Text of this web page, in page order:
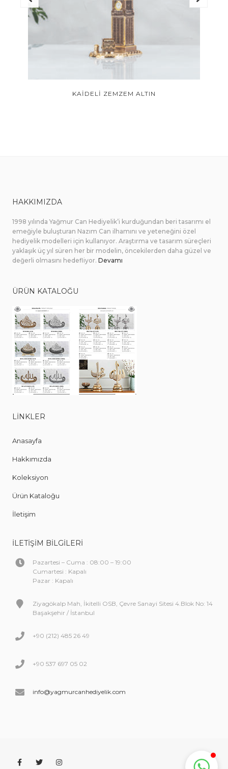
KAİDELİ ZEMZEM ALTIN
HAKKIMIZDA
1998 yılında Yağmur Can Hediyelik’i kurduğundan beri tasarımı el
emeğiyle buluşturan Nazım Can ilhamını ve yeteneğini özel
hediyelik modelleri için kullanıyor. Araştırma ve tasarım süreçleri
yaklaşık üç yıl süren her bir modelin, öncekilerden daha güzel ve
değerli olmasını hedefliyor.Devamı
ÜRÜN KATALOĞU
LINKLER
Anasayfa
Hakkımızda
Koleksiyon
Ürün Kataloğu
İletişim
İLETIŞIM BILGILERI
Pazartesi – Cuma : 08:00 – 19:00
Cumartesi : Kapalı
Pazar : Kapalı
Ziyagökalp Mah, İkitelli OSB, Çevre Sanayi Sitesi 4.Blok No: 14
Başakşehir / İstanbul
+90 (212) 485 26 49
+90 537 697 05 02
info@yagmurcanhediyelik.com